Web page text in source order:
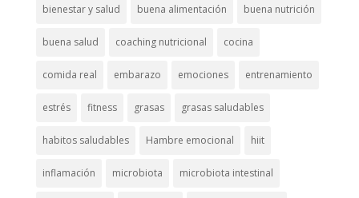
bienestar y salud buena alimentación buena nutrición
buena salud coaching nutricional cocina
comida real embarazo emociones entrenamiento
estrés fitness grasas grasas saludables
habitos saludables Hambre emocional hiit
inflamación microbiota microbiota intestinal